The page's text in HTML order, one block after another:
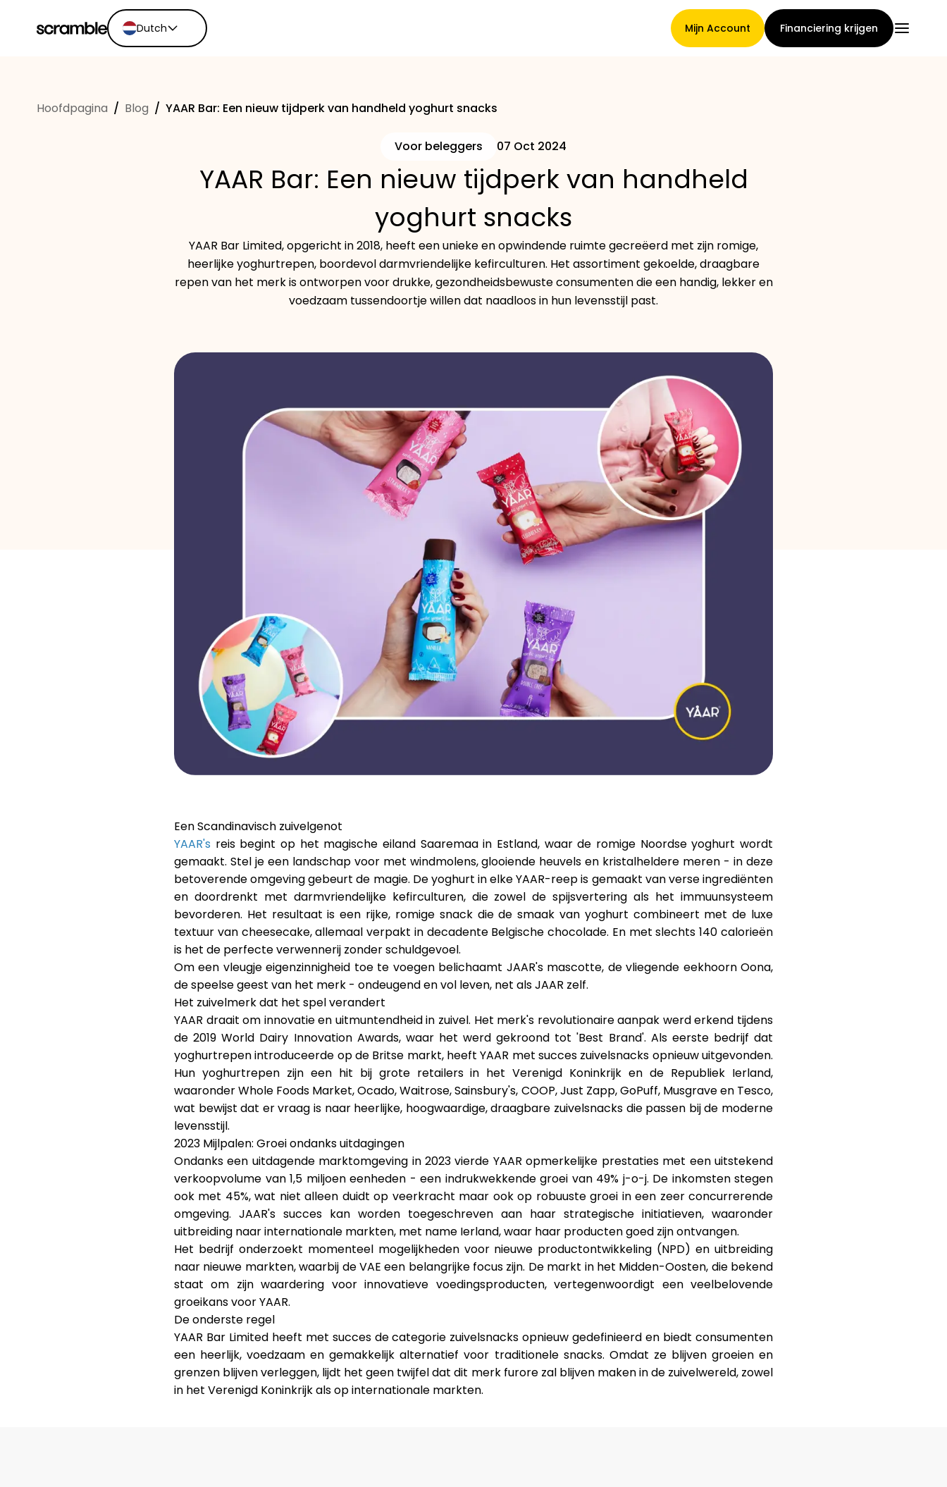
Dutch
Español
Mijn Account Financiering krijgen
Voorwaarden voor
Merken Galerij
Merkselectie
Rekenmachines
Rondegeschiedenis
Blog
ask@scrambleup.com
Hoofdpagina / Blog / YAAR Bar: Een nieuw tijdperk van handheld yoghurt snacks
Voor beleggers 07 Oct 2024
YAAR Bar: Een nieuw tijdperk van handheld
yoghurt snacks
YAAR Bar Limited, opgericht in 2018, heeft een unieke en opwindende ruimte gecreëerd met zijn romige,
heerlijke yoghurtrepen, boordevol darmvriendelijke kefirculturen. Het assortiment gekoelde, draagbare
repen van het merk is ontworpen voor drukke, gezondheidsbewuste consumenten die een handig, lekker en
voedzaam tussendoortje willen dat naadloos in hun levensstijl past.
Een Scandinavisch zuivelgenot
YAAR's reis begint op het magische eiland Saaremaa in Estland, waar de romige Noordse yoghurt wordt
gemaakt. Stel je een landschap voor met windmolens, glooiende heuvels en kristalheldere meren - in deze
betoverende omgeving gebeurt de magie. De yoghurt in elke YAAR-reep is gemaakt van verse ingrediënten
en doordrenkt met darmvriendelijke kefirculturen, die zowel de spijsvertering als het immuunsysteem
bevorderen. Het resultaat is een rijke, romige snack die de smaak van yoghurt combineert met de luxe
textuur van cheesecake, allemaal verpakt in decadente Belgische chocolade. En met slechts 140 calorieën
is het de perfecte verwennerij zonder schuldgevoel.
Om een vleugje eigenzinnigheid toe te voegen belichaamt JAAR's mascotte, de vliegende eekhoorn Oona,
de speelse geest van het merk - ondeugend en vol leven, net als JAAR zelf.
Het zuivelmerk dat het spel verandert
YAAR draait om innovatie en uitmuntendheid in zuivel. Het merk's revolutionaire aanpak werd erkend tijdens
de 2019 World Dairy Innovation Awards, waar het werd gekroond tot 'Best Brand'. Als eerste bedrijf dat
yoghurtrepen introduceerde op de Britse markt, heeft YAAR met succes zuivelsnacks opnieuw uitgevonden.
Hun yoghurtrepen zijn een hit bij grote retailers in het Verenigd Koninkrijk en de Republiek Ierland,
waaronder Whole Foods Market, Ocado, Waitrose, Sainsbury's, COOP, Just Zapp, GoPuff, Musgrave en Tesco,
wat bewijst dat er vraag is naar heerlijke, hoogwaardige, draagbare zuivelsnacks die passen bij de moderne
levensstijl.
2023 Mijlpalen: Groei ondanks uitdagingen
Ondanks een uitdagende marktomgeving in 2023 vierde YAAR opmerkelijke prestaties met een uitstekend
verkoopvolume van 1,5 miljoen eenheden - een indrukwekkende groei van 49% j-o-j. De inkomsten stegen
ook met 45%, wat niet alleen duidt op veerkracht maar ook op robuuste groei in een zeer concurrerende
omgeving. JAAR's succes kan worden toegeschreven aan haar strategische initiatieven, waaronder
uitbreiding naar internationale markten, met name Ierland, waar haar producten goed zijn ontvangen.
Het bedrijf onderzoekt momenteel mogelijkheden voor nieuwe productontwikkeling (NPD) en uitbreiding
naar nieuwe markten, waarbij de VAE een belangrijke focus zijn. De markt in het Midden-Oosten, die bekend
staat om zijn waardering voor innovatieve voedingsproducten, vertegenwoordigt een veelbelovende
groeikans voor YAAR.
De onderste regel
YAAR Bar Limited heeft met succes de categorie zuivelsnacks opnieuw gedefinieerd en biedt consumenten
een heerlijk, voedzaam en gemakkelijk alternatief voor traditionele snacks. Omdat ze blijven groeien en
grenzen blijven verleggen, lijdt het geen twijfel dat dit merk furore zal blijven maken in de zuivelwereld, zowel
in het Verenigd Koninkrijk als op internationale markten.